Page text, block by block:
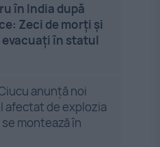
în India după
Zeci de morți și
evacuați în statul
anunță noi
afectat de explozia
montează în